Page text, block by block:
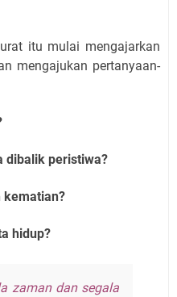
itu mulai mengajarkan
mengajukan pertanyaan-
dibalik peristiwa?
kematian?
hidup?
zaman dan segala